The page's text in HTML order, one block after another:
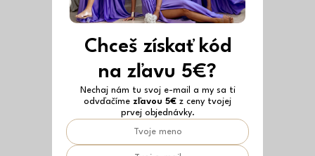
Chceš získať kód
na zľavu 5€?
Nechaj nám tu svoj e-mail a my sa ti
odvďačíme zľavou 5€ z ceny tvojej
prvej objednávky.